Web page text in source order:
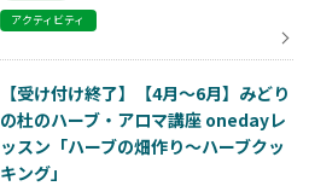
アクティビティ
【受け付け終了】【4月～6月】みどり
の杜のハーブ・アロマ講座 onedayレ
ッスン「ハーブの畑作り～ハーブクッ
キング」